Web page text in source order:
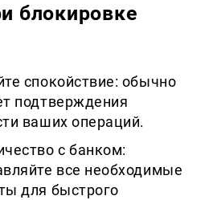
блокировке
спокойствие: обычно
подтверждения
ваших операций.
с банком:
все необходимые
для быстрого